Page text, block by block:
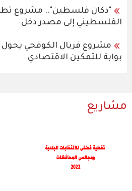
"دكان فلسطين".. مشروع
الفلسطيني إلى مصدر دخل
مشروع فريال الكوفحي يحول
بوابة للتمكين الاقتصادي
مشاريع